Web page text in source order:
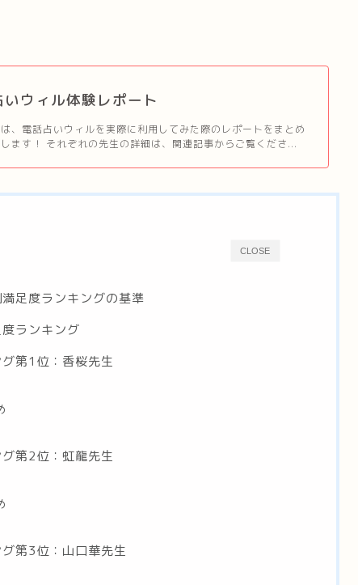
いウィル体験レポート
、電話占いウィルを実際に利用してみた際のレポートをまとめ
ます！ それぞれの先生の詳細は、関連記事からご覧くださ...
CLOSE
足度ランキングの基準
ランキング
第1位：香桜先生
第2位：虹龍先生
第3位：山口華先生